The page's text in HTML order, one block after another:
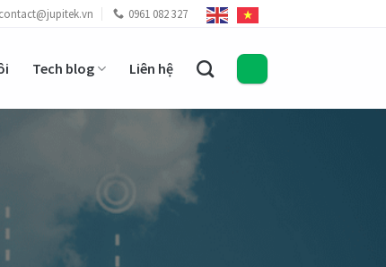
contact@jupitek.vn 0961 082 327
Tech blog Liên hệ